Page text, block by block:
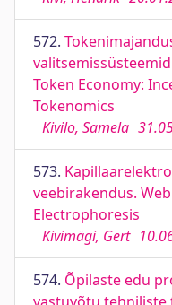
572.
Token Economy:
Tokenomics
Kivilo, Samela
573.
veebirakendus.
Electrophoresis
Kivimägi, Gert
574. Õpilaste edu